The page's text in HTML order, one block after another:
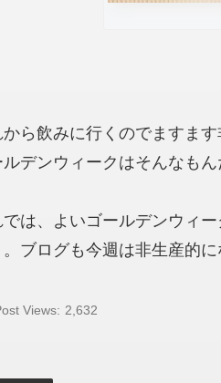
から飲みに行くのでますま
ルデンウィークはそんなも
では、よいゴールデンウィー
。ブログも今週は非生産的
Views: 2,632